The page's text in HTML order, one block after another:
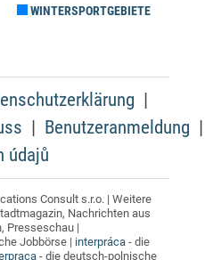
WINTERSPORTGEBIETE
Benutzeranmeldung
údajů
Consult s.r.o. | Weitere
Nachrichten aus
Presseschau |
Jobbörse | interpráca- die
- die deutsch-polnische